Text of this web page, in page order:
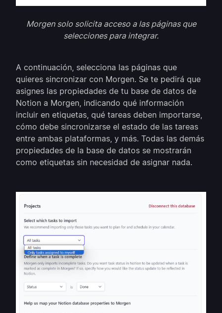
Morgen solo solicita acceso a las páginas que
selecciones para integrar.
A continuación, selecciona las páginas que
quieres sincronizar con Morgen. Se te pedirá que
asignes las propiedades de tu base de datos de
Notion a Morgen, indicando qué información
incluir en etiquetas, qué tareas deben importarse,
cómo debe sincronizarse el estado de las tareas
entre ambas plataformas, y más. Todas las demás
propiedades de la base de datos se mostrarán
como etiquetas sin necesidad de asignar nada.